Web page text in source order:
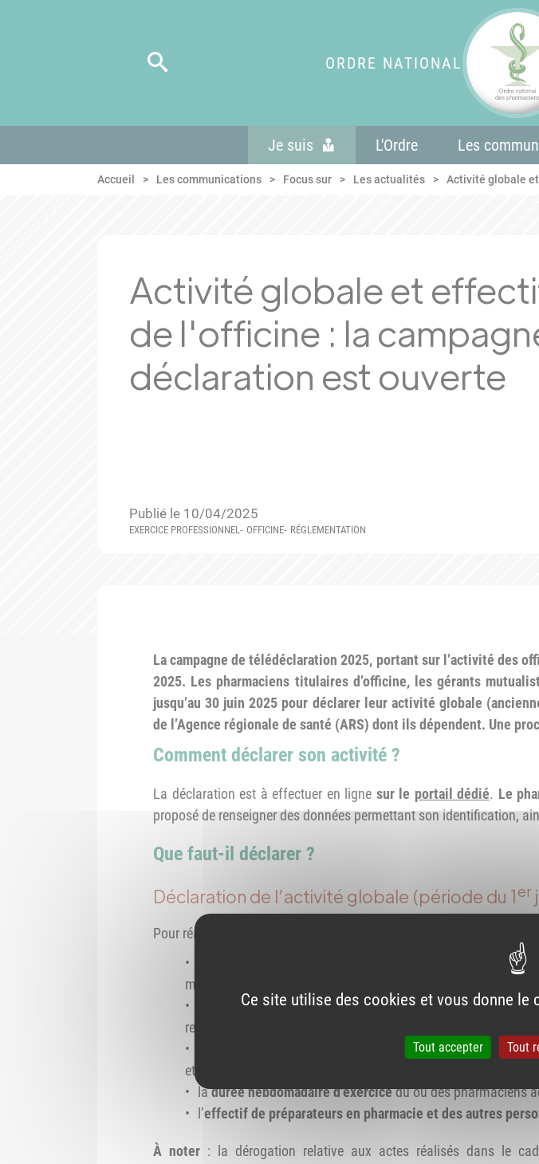
ORDRE NATIONAL
Je suis L'Ordre Les
Accueil Les communications Focus sur Les actualités Activité globale
Activité globale et
de l'officine : la
déclaration est ouverte
Publié le 10/04/2025
EXERCICE PROFESSIONNEL OFFICINE RÉGLEMENTATION
La campagne de télédéclaration 2025, portant sur l’activité des
2025. Les pharmaciens titulaires d’officine, les gérants
jusqu’au 30 juin 2025 pour déclarer leur activité globale
de l’Agence régionale de santé (ARS) dont ils dépendent. Une
Comment déclarer son activité ?
La déclaration est à effectuer en ligne sur le portail dédié. Le
proposé de renseigner des données permettant son identification,
Que faut-il déclarer ?
Déclaration de l’activité globale (période du 1er
Pour réaliser cette démarche, les informations suivantes sont à réunir :
lié aux ventes de
médicament supérieure à 1 930 € PFHT) ;
le chiffre d’affaires hors taxes lié aux ventes de
remboursables par l'Assurance Maladie) relevant des taux de
le montant des rémunérations et honoraires perçus pour
et TROD effectués dans le cadre de la lutte contre le COVID-19 ;
ladurée hebdomadaire d’exercicedu ou des pharmaciens
l’effectif de préparateurs en pharmacie et des autres
À noter: la dérogation relative aux actes réalisés dans le
Ce site utilise des cookies et vous donne
Tout accepter Tout